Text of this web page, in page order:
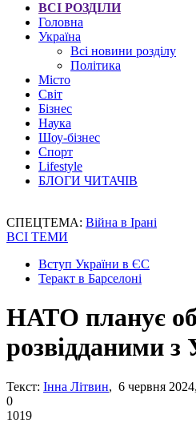
ВСІ РОЗДІЛИ
Головна
Україна
Всі новини розділу
Політика
Місто
Світ
Бізнес
Наука
Шоу-бізнес
Спорт
Lifestyle
БЛОГИ ЧИТАЧІВ
СПЕЦТЕМА: Війна в Ірані
ВСІ ТЕМИ
Вступ України в ЄС
Теракт в Барселоні
НАТО планує
розвідданими з
Текст: Інна Літвин, 6 червня
0
1019